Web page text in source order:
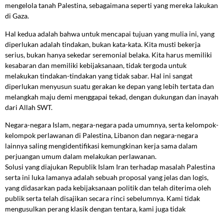
mengelola tanah Palestina, sebagaimana seperti yang mereka lakukan
di Gaza.
Hal kedua adalah bahwa untuk mencapai tujuan yang mulia ini, yang
diperlukan adalah tindakan, bukan kata-kata. Kita musti bekerja
serius, bukan hanya sekedar seremonial belaka. Kita harus memiliki
kesabaran dan memiliki kebijaksanaan, tidak tergoda untuk
melakukan tindakan-tindakan yang tidak sabar. Hal ini sangat
diperlukan menyusun suatu gerakan ke depan yang lebih tertata dan
melangkah maju demi menggapai tekad, dengan dukungan dan inayah
dari Allah SWT.
Negara-negara Islam, negara-negara pada umumnya, serta kelompok-
kelompok perlawanan di Palestina, Libanon dan negara-negara
lainnya saling mengidentifikasi kemungkinan kerja sama dalam
perjuangan umum dalam melakukan perlawanan.
Solusi yang diajukan Republik Islam Iran terhadap masalah Palestina
serta ini luka lamanya adalah sebuah proposal yang jelas dan logis,
yang didasarkan pada kebijaksanaan politik dan telah diterima oleh
publik serta telah disajikan secara rinci sebelumnya. Kami tidak
mengusulkan perang klasik dengan tentara, kami juga tidak